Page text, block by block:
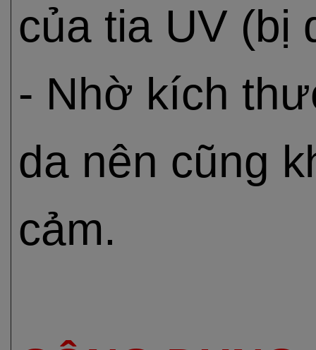
của tia UV (bị
- Nhờ kích
da nên cũng
cảm.